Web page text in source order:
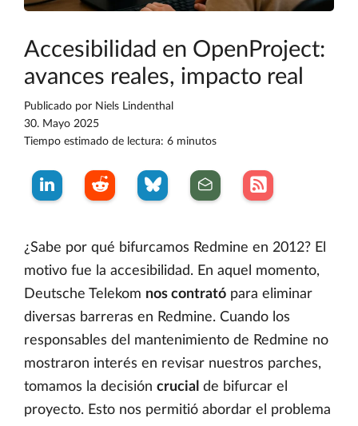
Accesibilidad en OpenProject:
avances reales, impacto real
Publicado por Niels Lindenthal
30. Mayo 2025
Tiempo estimado de lectura: 6 minutos
¿Sabe por qué bifurcamos Redmine en 2012? El
motivo fue la accesibilidad. En aquel momento,
Deutsche Telekom nos contrató para eliminar
diversas barreras en Redmine. Cuando los
responsables del mantenimiento de Redmine no
mostraron interés en revisar nuestros parches,
tomamos la decisión crucial de bifurcar el
proyecto. Esto nos permitió abordar el problema